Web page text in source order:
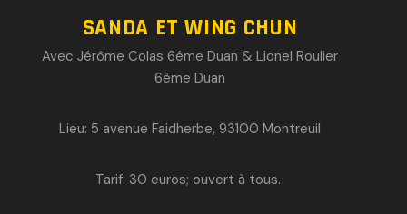
SANDA ET WING CHUN
Avec Jérôme Colas 6éme Duan & Lionel Roulier
6ème Duan
Lieu: 5 avenue Faidherbe, 93100 Montreuil
Tarif: 30 euros; ouvert à tous.